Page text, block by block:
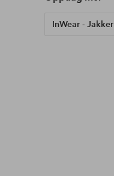
InWear - Jakker